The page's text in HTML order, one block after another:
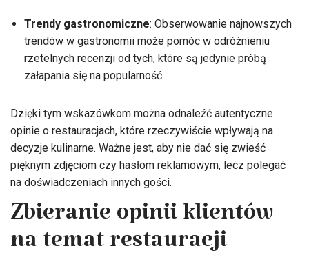
Trendy gastronomiczne: Obserwowanie najnowszych
trendów w gastronomii może pomóc w odróżnieniu
rzetelnych recenzji od tych, które są jedynie próbą
załapania się na popularność.
Dzięki tym wskazówkom można odnaleźć autentyczne
opinie o restauracjach, które rzeczywiście wpływają na
decyzje kulinarne. Ważne jest, aby nie dać się zwieść
pięknym zdjęciom czy hasłom reklamowym, lecz polegać
na doświadczeniach innych gości.
Zbieranie opinii klientów
na temat restauracji